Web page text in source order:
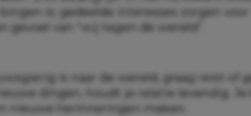
is: gedeelde interesses zorgen voor
gevoel van “wij tegen de wereld”.
is naar de wereld, graag reist of
dingen, houdt je relatie levendig. Je
nieuwe herinneringen maken.